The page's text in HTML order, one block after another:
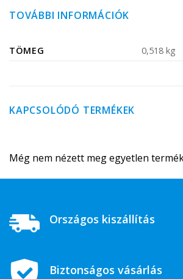
TOVÁBBI INFORMÁCIÓK
TÖMEG 0,518 kg
KAPCSOLÓDÓ TERMÉKEK
Még nem nézett meg egyetlen
Országos kiszállítás
Biztonságos vásárlás